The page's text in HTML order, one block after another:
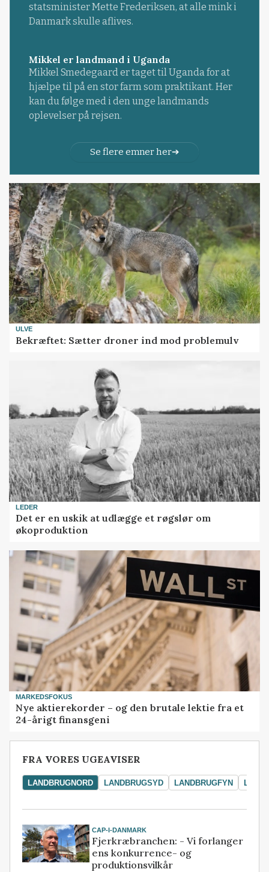
statsminister Mette Frederiksen, at alle mink i
Danmark skulle aflives.
Mikkel er landmand i Uganda
Mikkel Smedegaard er taget til Uganda for at
hjælpe til på en stor farm som praktikant. Her
kan du følge med i den unge landmands
oplevelser på rejsen.
Se flere emner her
ULVE
Bekræftet: Sætter droner ind mod problemulv
LEDER
Det er en uskik at udlægge et røgslør om
økoproduktion
MARKEDSFOKUS
Nye aktierekorder – og den brutale lektie fra et
24-årigt finansgeni
FRA VORES UGEAVISER
LANDBRUGNORD LANDBRUGSYD LANDBRUGFYN
CAP-I-DANMARK
Fjerkræbranchen: - Vi forlanger
ens konkurrence- og
produktionsvilkår